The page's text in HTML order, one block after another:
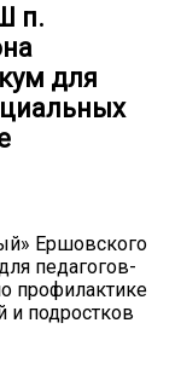
п.
для
Ершовского
педагогов-
профилактике
и подростков